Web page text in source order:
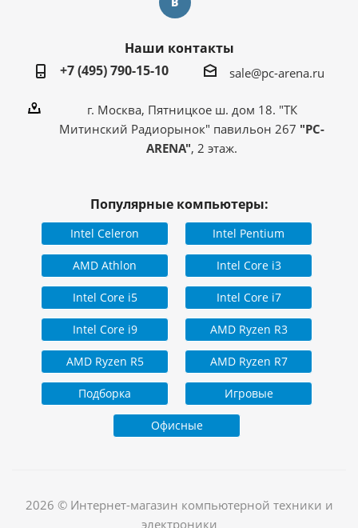
Наши контакты
+7 (495) 790-15-10
sale@pc-arena.ru
г. Москва, Пятницкое ш. дом 18. "ТК
Митинский Радиорынок" павильон 267 "PC-
ARENA", 2 этаж.
Популярные компьютеры:
Intel Celeron Intel Pentium
AMD Athlon Intel Core i3
Intel Core i5 Intel Core i7
Intel Core i9 AMD Ryzen R3
AMD Ryzen R5 AMD Ryzen R7
Подборка Игровые
Офисные
2026 © Интернет-магазин компьютерной техники и
электроники